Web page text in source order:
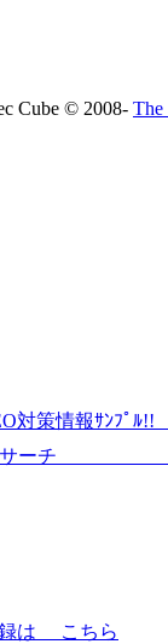
Cube © 2008- The
す》SEO対
気サイト
録は こちら